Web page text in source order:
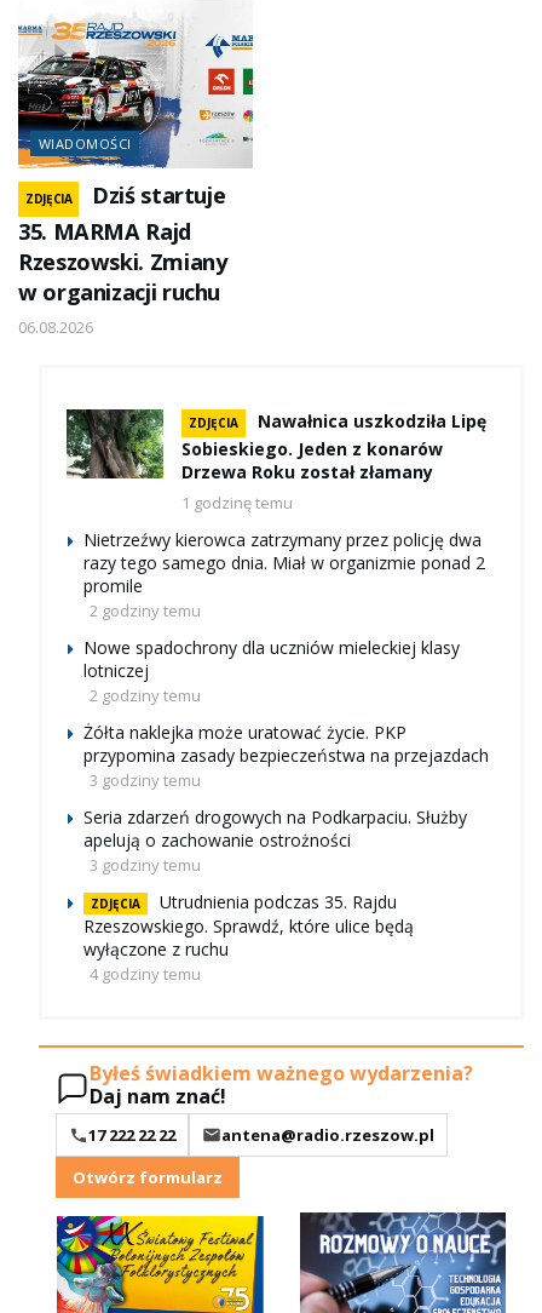
WIADOMOŚCI
ZDJĘCIA
Dziś startuje
35. MARMA Rajd
Rzeszowski. Zmiany
w organizacji ruchu
06.08.2026
ZDJĘCIA
Nawałnica uszkodziła Lipę
Sobieskiego. Jeden z konarów
Drzewa Roku został złamany
1 godzinę temu
Nietrzeźwy kierowca zatrzymany przez policję dwa
razy tego samego dnia. Miał w organizmie ponad 2
promile
2 godziny temu
Nowe spadochrony dla uczniów mieleckiej klasy
lotniczej
2 godziny temu
Żółta naklejka może uratować życie. PKP
przypomina zasady bezpieczeństwa na przejazdach
3 godziny temu
Seria zdarzeń drogowych na Podkarpaciu. Służby
apelują o zachowanie ostrożności
3 godziny temu
ZDJĘCIA
Utrudnienia podczas 35. Rajdu
Rzeszowskiego. Sprawdź, które ulice będą
wyłączone z ruchu
4 godziny temu
Byłeś świadkiem ważnego wydarzenia?
Daj nam znać!
17 222 22 22
antena@radio.rzeszow.pl
Otwórz formularz